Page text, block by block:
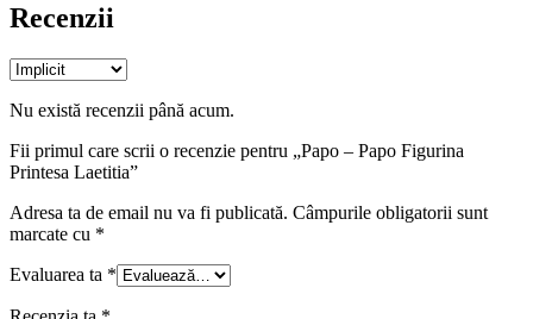
Recenzii
Nu există recenzii până acum.
Fii primul care scrii o recenzie pentru „Papo – Papo Figurina
Printesa Laetitia”
Adresa ta de email nu va fi publicată. Câmpurile obligatorii sunt
marcate cu *
Evaluarea ta *